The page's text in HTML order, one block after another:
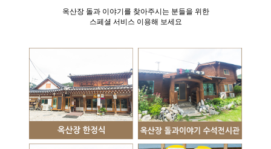
옥산장 돌과 이야기를 찾아주시는 분들을 위한
스페셜 서비스 이용해 보세요